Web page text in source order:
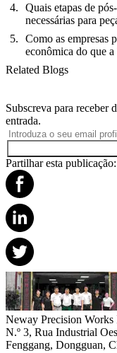
Quais etapas de
necessárias para
Como as empresas
econômica do que
Related Blogs
Subscreva para receber
entrada.
Partilhar esta publicação:
Neway Precision Works
N.º 3, Rua Industrial
Fenggang, Dongguan,